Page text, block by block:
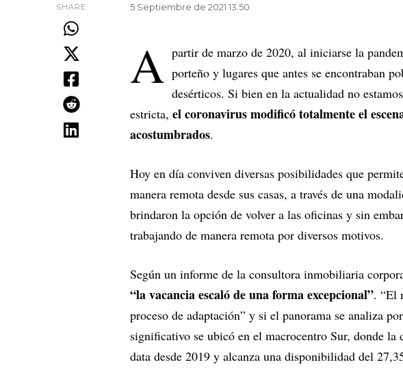
SHARE 5 Septiembre de 2021 13.50
A partir de marzo de 2020, al iniciarse la
porteño y lugares que antes se encontraban
desérticos. Si bien en la actualidad no
estricta, el coronavirus modificó totalmente el
acostumbrados.
Hoy en día conviven diversas posibilidades que
manera remota desde sus casas, a través de una
brindaron la opción de volver a las oficinas y sin
trabajando de manera remota por diversos motivos.
Según un informe de la consultora inmobiliaria
“la vacancia escaló de una forma excepcional”. “El
proceso de adaptación” y si el panorama se analiza
significativo se ubicó en el macrocentro Sur, donde
data desde 2019 y alcanza una disponibilidad del